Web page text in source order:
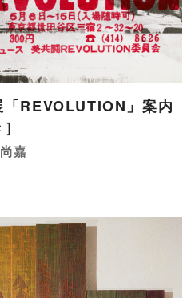
「REVOLUTION」案内
嘉